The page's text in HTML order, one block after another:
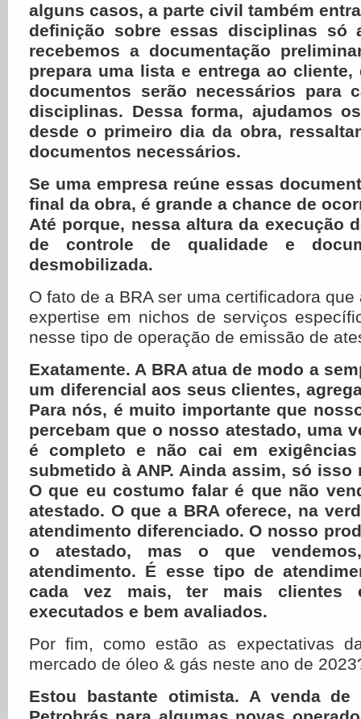
alguns casos, a parte civil também
definição sobre essas disciplinas só
recebemos a documentação
prepara uma lista e entrega ao cliente,
documentos serão necessários para
disciplinas. Dessa forma, ajudamos
desde o primeiro dia da obra,
documentos necessários.
Se uma empresa reúne essas
final da obra, é grande a chance de
Até porque, nessa altura da execução
de controle de qualidade e
desmobilizada.
O fato de a BRA ser uma certificadora
expertise em nichos de serviços
nesse tipo de operação de emissão de
Exatamente. A BRA atua de modo a
um diferencial aos seus clientes,
Para nós, é muito importante que
percebam que o nosso atestado, uma
é completo e não cai em
submetido à ANP. Ainda assim, só isso
O que eu costumo falar é que não
atestado. O que a BRA oferece, na
atendimento diferenciado. O nosso
o atestado, mas o que
atendimento. É esse tipo de
cada vez mais, ter mais clientes
executados e bem avaliados.
Por fim, como estão as expectativas
mercado de óleo & gás neste ano de
Estou bastante otimista. A venda